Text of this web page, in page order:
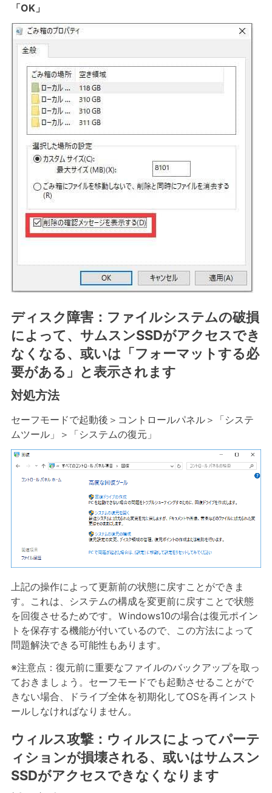
「OK」
ディスク障害：ファイルシステムの破損
によって、サムスンSSDがアクセスでき
なくなる、或いは「フォーマットする必
要がある」と表示されます
対処方法
セーフモードで起動後＞コントロールパネル＞「システ
ムツール」＞「システムの復元」
上記の操作によって更新前の状態に戻すことができま
す。これは、システムの構成を変更前に戻すことで状態
を回復させるためです。Ｗindows10の場合は復元ポイン
トを保存する機能が付いているので、この方法によって
問題解決できる可能性もあります。
※注意点：復元前に重要なファイルのバックアップを取っ
ておきましょう。セーフモードでも起動させることがで
きない場合、ドライブ全体を初期化してOSを再インスト
ールしなければなりません。
ウィルス攻撃：ウィルスによってパーテ
ィションが損壊される、或いはサムスン
SSDがアクセスできなくなります